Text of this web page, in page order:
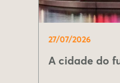
27/07/2026
A cidade do